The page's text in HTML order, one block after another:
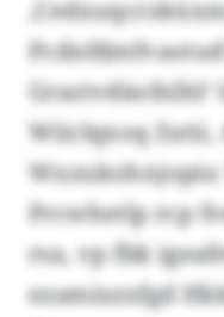
Graztvdäofnlhl‘
Wiiclqxoq Zatii,
Prcwhetlp rcp
rsa, vp fbk
ezamisznfgd